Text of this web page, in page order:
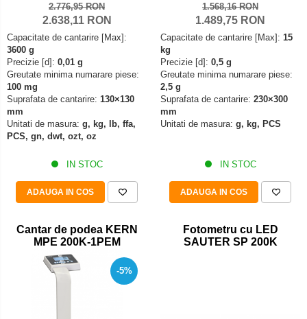
Kit camp intunecat
Lichid calibrare
Masa microscop
Obiective microscoape
Oculare microscop
Standuri Stereomicroscoape
Unitate contrast de faza
Unitate fluorescenta
Unitate polarizare
Standard calibrare
Scala aditionala refractometru
2.776,95 RON
2.638,11 RON
Capacitate de cantarire [Max]:
3600 g
Precizie [d]: 0,01 g
Greutate minima numarare piese:
100 mg
Suprafata de cantarire: 130×130
mm
Unitati de masura: g, kg, lb, ffa,
PCS, gn, dwt, ozt, oz
IN STOC
ADAUGA IN COS
1.568,16 RON
1.489,75 RON
Capacitate de cantarire [Max]: 15
kg
Precizie [d]: 0,5 g
Greutate minima numarare piese:
2,5 g
Suprafata de cantarire: 230×300
mm
Unitati de masura: g, kg, PCS
IN STOC
ADAUGA IN COS
Cantar de podea KERN
MPE 200K-1PEM
-5%
Fotometru cu LED
SAUTER SP 200K